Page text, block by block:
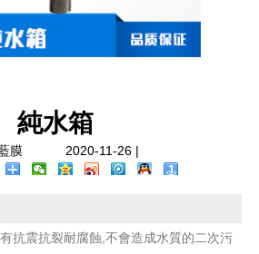
純水箱
膜 2020-11-26 |
抗震抗裂耐腐蝕,不會造成水質的二次污